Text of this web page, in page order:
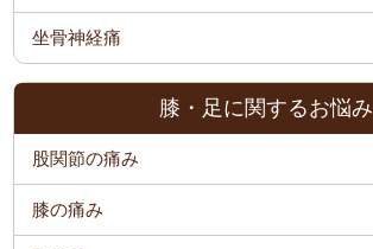
坐骨神経痛
膝・足に関するお悩み
股関節の痛み
膝の痛み